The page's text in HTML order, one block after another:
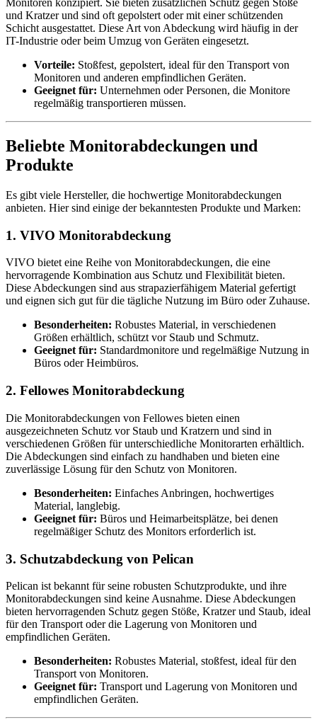
Monitoren konzipiert. Sie bieten zusätzlichen Schutz gegen Stöße
und Kratzer und sind oft gepolstert oder mit einer schützenden
Schicht ausgestattet. Diese Art von Abdeckung wird häufig in der
IT-Industrie oder beim Umzug von Geräten eingesetzt.
Vorteile: Stoßfest, gepolstert, ideal für den Transport von
Monitoren und anderen empfindlichen Geräten.
Geeignet für: Unternehmen oder Personen, die Monitore
regelmäßig transportieren müssen.
Beliebte Monitorabdeckungen und
Produkte
Es gibt viele Hersteller, die hochwertige Monitorabdeckungen
anbieten. Hier sind einige der bekanntesten Produkte und Marken:
1. VIVO Monitorabdeckung
VIVO bietet eine Reihe von Monitorabdeckungen, die eine
hervorragende Kombination aus Schutz und Flexibilität bieten.
Diese Abdeckungen sind aus strapazierfähigem Material gefertigt
und eignen sich gut für die tägliche Nutzung im Büro oder Zuhause.
Besonderheiten: Robustes Material, in verschiedenen
Größen erhältlich, schützt vor Staub und Schmutz.
Geeignet für: Standardmonitore und regelmäßige Nutzung in
Büros oder Heimbüros.
2. Fellowes Monitorabdeckung
Die Monitorabdeckungen von Fellowes bieten einen
ausgezeichneten Schutz vor Staub und Kratzern und sind in
verschiedenen Größen für unterschiedliche Monitorarten erhältlich.
Die Abdeckungen sind einfach zu handhaben und bieten eine
zuverlässige Lösung für den Schutz von Monitoren.
Besonderheiten: Einfaches Anbringen, hochwertiges
Material, langlebig.
Geeignet für: Büros und Heimarbeitsplätze, bei denen
regelmäßiger Schutz des Monitors erforderlich ist.
3. Schutzabdeckung von Pelican
Pelican ist bekannt für seine robusten Schutzprodukte, und ihre
Monitorabdeckungen sind keine Ausnahme. Diese Abdeckungen
bieten hervorragenden Schutz gegen Stöße, Kratzer und Staub, ideal
für den Transport oder die Lagerung von Monitoren und
empfindlichen Geräten.
Besonderheiten: Robustes Material, stoßfest, ideal für den
Transport von Monitoren.
Geeignet für: Transport und Lagerung von Monitoren und
empfindlichen Geräten.